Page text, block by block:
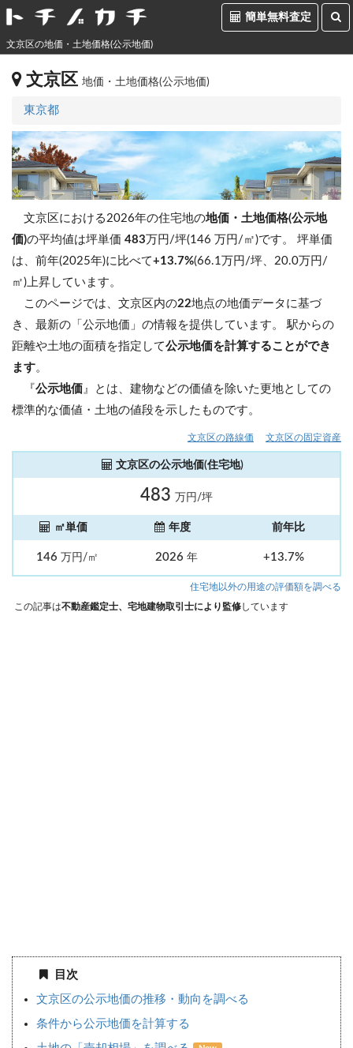
簡単無料査定
文京区の地価・土地価格(公示地価)
文京区 地価・土地価格(公示地価)
東京都
文京区における2026年の住宅地の地価・土地価格(公示地
価)の平均値は坪単価 483万円/坪(146 万円/㎡)です。 坪単価
は、前年(2025年)に比べて+13.7%(66.1万円/坪、20.0万円/
㎡)上昇しています。
このページでは、文京区内の22地点の地価データに基づ
き、最新の「公示地価」の情報を提供しています。 駅からの
距離や土地の面積を指定して公示地価を計算することができ
ます。
『公示地価 』とは、建物などの価値を除いた更地としての
標準的な価値・土地の値段を示したものです。
文京区の路線価 文京区の固定資産
文京区の公示地価(住宅地)
483 万円/坪
㎡単価 年度 前年比
146万円/㎡ 2026 年 +13.7%
住宅地以外の用途の評価額を調べる
この記事は不動産鑑定士、宅地建物取引士により監修しています
目次
文京区の公示地価の推移・動向を調べる
条件から公示地価を計算する